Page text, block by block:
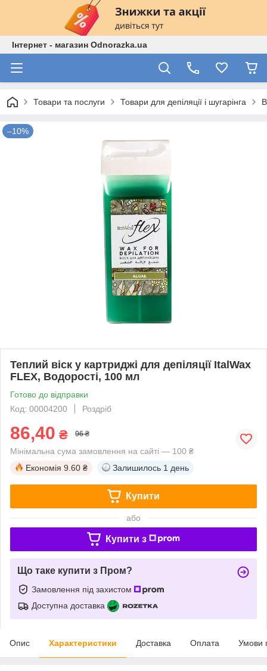
Інтернет - магазин Odnorazka.ua
Товари та послуги Товари для депіляції і шугарінга
–10%
Теплий віск у картриджі для депіляції ItalWax
FLEX, Водорості, 100 мл
Готово до відправки
Код: 00004200
Роздріб
86,40 ₴ 96 ₴
Мінімальна сума замовлення на сайті — 100 ₴
Економія 9.60 ₴ Залишилось 1 день
Купити
або
Купити з
Що таке купити з Пром?
Замовлення під захистом
Доступна доставка
Опис Характеристики Доставка Оплата Умови